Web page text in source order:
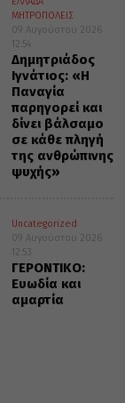
ΜΗΤΡΟΠΟΛΕΙΣ
09 Αυγούστου 2026
12:54
Δημητριάδος
Ιγνάτιος: «Η
Παναγία
παρηγορεί και
δίνει βάλσαμο
σε κάθε πληγή
της ανθρώπινης
ψυχής»
Uncategorized
09 Αυγούστου 2026
12:53
ΓΕΡΟΝΤΙΚΟ:
Ευωδία και
αμαρτία